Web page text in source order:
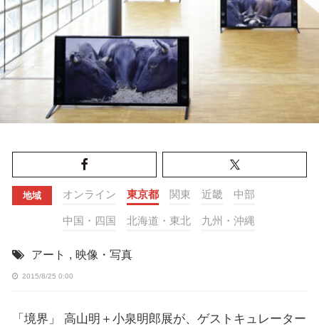
地域 オンライン 東京都 関東 近畿 中部
中国・四国 北海道・東北 九州・沖縄
アート , 映像・写真
2015/8/25 0:00
「境界」 高山明＋小泉明郎展が、ゲストキュレーター